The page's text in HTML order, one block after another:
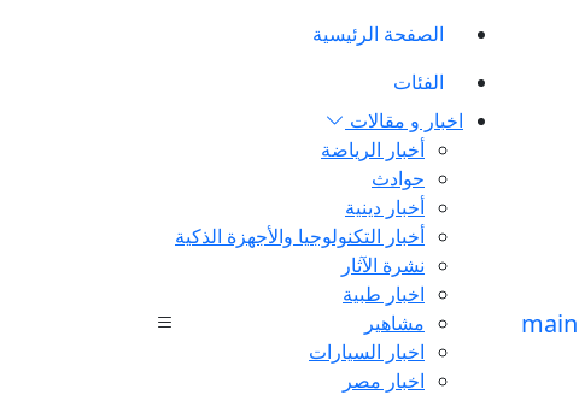
الصفحة الرئيسية
الفئات
اخبار و مقالات
أخبار الرياضة
حوادث
أخبار دينية
أخبار التكنولوجيا والأجهزة الذكية
نشرة الآثار
اخبار طبية
مشاهير
اخبار السيارات
اخبار مصر